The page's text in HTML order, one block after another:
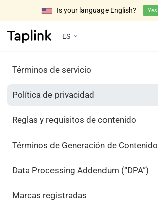
Is your language English? Yes
ES
Términos de servicio
Política de privacidad
Reglas y requisitos de contenido
Términos de Generación de Contenido
Data Processing Addendum (“DPA”)
Marcas registradas